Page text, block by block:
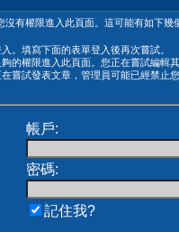
沒有權限進入此頁面。這可能有如下幾
。填寫下面的表單登入後再次嘗試。
的權限進入此頁面。您正在嘗試編輯
嘗試發表文章，管理員可能已經禁止
帳戶:
密碼:
記住我?